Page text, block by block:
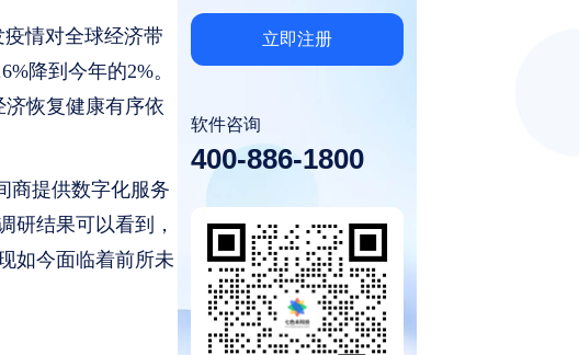
情对全球经济带
降到今年的2%。
恢复健康有序依
商提供数字化服务
研结果可以看到，
如今面临着前所未
立即注册
软件咨询
400-886-1800